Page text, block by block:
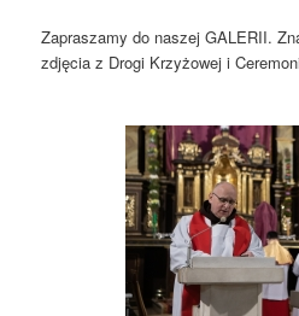
Zapraszamy do naszej GALERII.
zdjęcia z Drogi Krzyżowej i